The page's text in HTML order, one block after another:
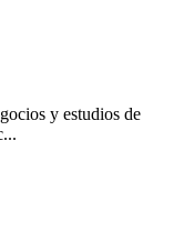
y estudios de